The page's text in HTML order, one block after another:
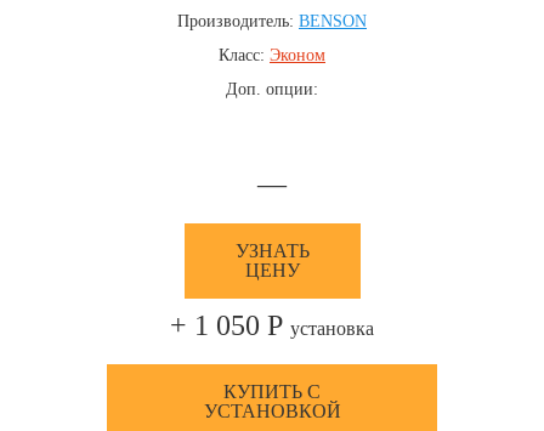
Производитель: BENSON
Класс: Эконом
Доп. опции:
—
УЗНАТЬ
ЦЕНУ
+ 1 050 Р установка
КУПИТЬ С
УСТАНОВКОЙ